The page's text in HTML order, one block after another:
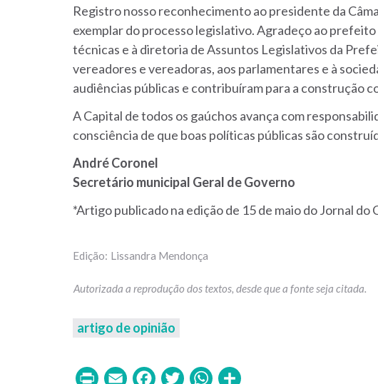
Registro nosso reconhecimento ao presidente da
exemplar do processo legislativo. Agradeço ao
técnicas e à diretoria de Assuntos Legislativos da
vereadores e vereadoras, aos parlamentares e à
audiências públicas e contribuíram para a construção
A Capital de todos os gaúchos avança com
consciência de que boas políticas públicas são
André Coronel
Secretário municipal Geral de Governo
*Artigo publicado na edição de 15 de maio do Jornal do
Lissandra Mendonça
artigo de opinião
PrintEmailFacebook
TwitterWhatsApp